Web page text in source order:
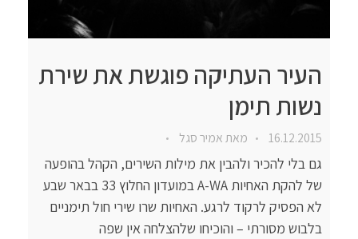
העיר העתיקה פוגשת את שירת
נשות תימן
16.12.2015 מאתאמיר סגל
גם בלי להכיר ולהבין את מילות השירים, הקהל בהופעה
של להקת האחיות A-WA במועדון החלוץ 33 בבאר שבע
לא הפסיק לרקוד לרגע. האחיות שרו שירי חול תימניים
בלבוש מסורתי – והוכיחו שלהצלחה אין שפה